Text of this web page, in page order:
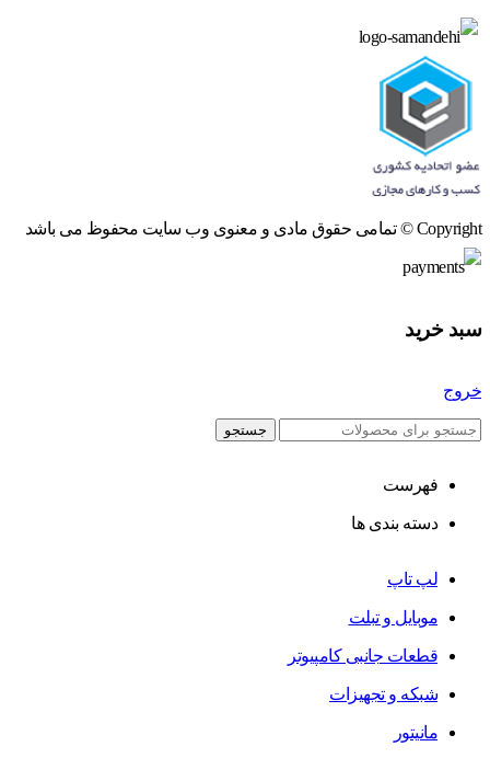
Copyright © تمامی حقوق مادی و معنوی وب سایت محفوظ می باشد
سبد خرید
خروج
جستجو
فهرست
دسته بندی ها
لپ تاپ
موبایل و تبلت
قطعات جانبی کامپیوتر
شبکه و تجهیزات
مانیتور